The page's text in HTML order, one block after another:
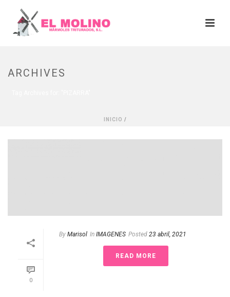
ARCHIVES
INICIO /
0
By Marisol In IMAGENES Posted 23 abril, 2021
READ MORE